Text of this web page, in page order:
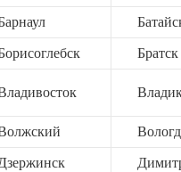
Братск